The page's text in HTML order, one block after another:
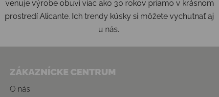
venuje výrobe obuvi viac ako 30 rokov priamo v krásnom
prostredí Alicante. Ich trendy kúsky si môžete vychutnať aj
u nás.
ZÁKAZNÍCKE CENTRUM
O nás